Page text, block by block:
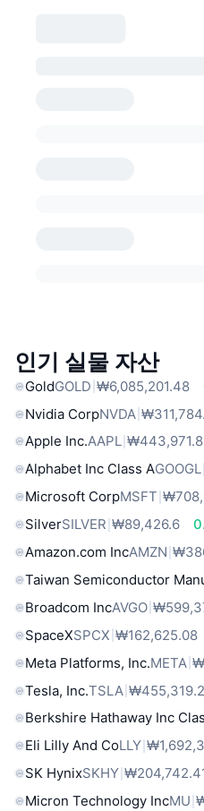
인기 실물 자산
GoldGOLD ₩6,085,201.48
Nvidia CorpNVDA
Apple Inc.AAPL
Alphabet Inc Class AGOOGL
Microsoft CorpMSFT
SilverSILVER ₩89,426.6
Amazon.com IncAMZN
Taiwan Semiconductor
Broadcom IncAVGO
SpaceXSPCX ₩162,625.08
Meta Platforms, Inc.META
Tesla, Inc.TSLA
Berkshire Hathaway Inc
Eli Lilly And CoLLY
SK HynixSKHY
Micron Technology IncMU